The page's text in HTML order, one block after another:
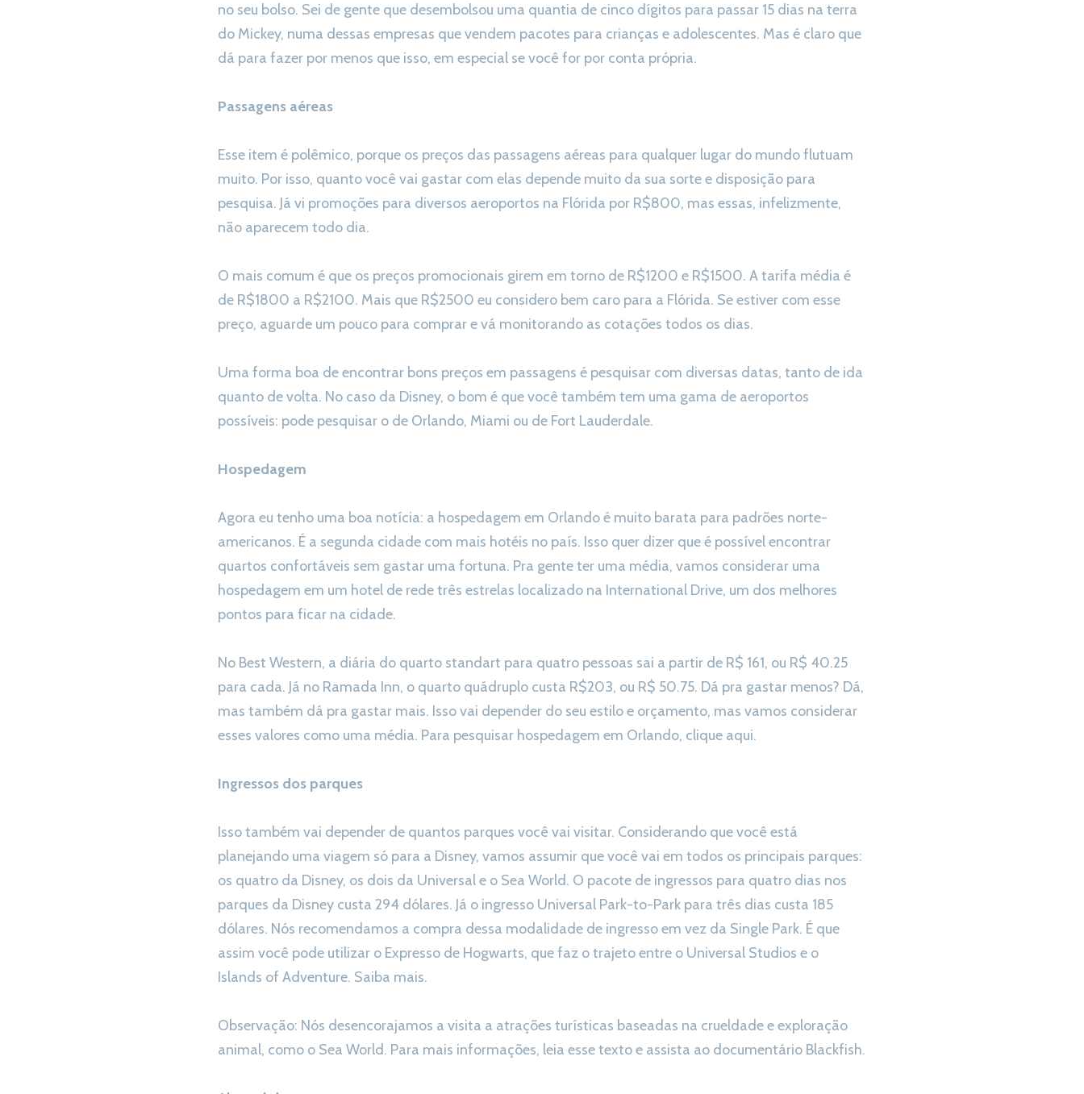
no seu bolso. Sei de gente que desembolsou uma quantia de cinco dígitos para passar 15 dias na terra
do Mickey, numa dessas empresas que vendem pacotes para crianças e adolescentes. Mas é claro que
dá para fazer por menos que isso, em especial se você for por conta própria.
Passagens aéreas
Esse item é polêmico, porque os preços das passagens aéreas para qualquer lugar do mundo flutuam
muito. Por isso, quanto você vai gastar com elas depende muito da sua sorte e disposição para
pesquisa. Já vi promoções para diversos aeroportos na Flórida por R$800, mas essas, infelizmente,
não aparecem todo dia.
O mais comum é que os preços promocionais girem em torno de R$1200 e R$1500. A tarifa média é
de R$1800 a R$2100. Mais que R$2500 eu considero bem caro para a Flórida. Se estiver com esse
preço, aguarde um pouco para comprar e vá monitorando as cotações todos os dias.
Uma forma boa de encontrar bons preços em passagens é pesquisar com diversas datas, tanto de ida
quanto de volta. No caso da Disney, o bom é que você também tem uma gama de aeroportos
possíveis: pode pesquisar o de Orlando, Miami ou de Fort Lauderdale.
Hospedagem
Agora eu tenho uma boa notícia: a hospedagem em Orlando é muito barata para padrões norte-
americanos. É a segunda cidade com mais hotéis no país. Isso quer dizer que é possível encontrar
quartos confortáveis sem gastar uma fortuna. Pra gente ter uma média, vamos considerar uma
hospedagem em um hotel de rede três estrelas localizado na International Drive, um dos melhores
pontos para ficar na cidade.
No Best Western, a diária do quarto standart para quatro pessoas sai a partir de R$ 161, ou R$ 40.25
para cada. Já no Ramada Inn, o quarto quádruplo custa R$203, ou R$ 50.75. Dá pra gastar menos? Dá,
mas também dá pra gastar mais. Isso vai depender do seu estilo e orçamento, mas vamos considerar
esses valores como uma média. Para pesquisar hospedagem em Orlando, clique aqui.
Ingressos dos parques
Isso também vai depender de quantos parques você vai visitar. Considerando que você está
planejando uma viagem só para a Disney, vamos assumir que você vai em todos os principais parques:
os quatro da Disney, os dois da Universal e o Sea World. O pacote de ingressos para quatro dias nos
parques da Disney custa 294 dólares. Já o ingresso Universal Park-to-Park para três dias custa 185
dólares. Nós recomendamos a compra dessa modalidade de ingresso em vez da Single Park. É que
assim você pode utilizar o Expresso de Hogwarts, que faz o trajeto entre o Universal Studios e o
Islands of Adventure. Saiba mais.
Observação: Nós desencorajamos a visita a atrações turísticas baseadas na crueldade e exploração
animal, como o Sea World. Para mais informações, leia esse texto e assista ao documentário Blackfish.